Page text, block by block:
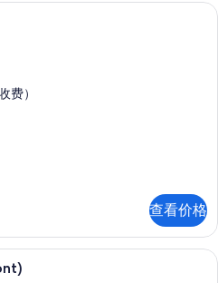
经济单人房 | 客房内保险箱、办公桌
费）
查看价格
高级双人房或双床房 (Sea Front) | 客